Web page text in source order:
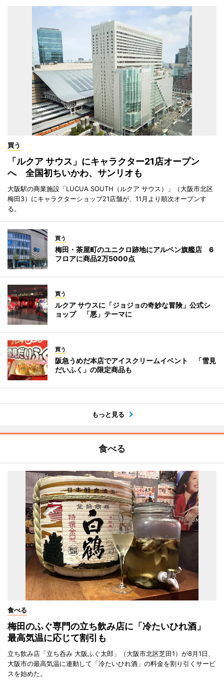
買う
「ルクア サウス」にキャラクター21店オープン
へ 全国初ちいかわ、サンリオも
大阪駅の商業施設「LUCUA SOUTH（ルクア サウス）」（大阪市北区
梅田3）にキャラクターショップ21店舗が、11月より順次オープンす
る。
買う
梅田・茶屋町のユニクロ跡地にアルペン旗艦店 6
フロアに商品2万5000点
買う
ルクア サウスに「ジョジョの奇妙な冒険」公式シ
ョップ 「悪」テーマに
買う
阪急うめだ本店でアイスクリームイベント 「雪見
だいふく」の限定商品も
もっと見る
食べる
食べる
梅田のふぐ専門の立ち飲み店に「冷たいひれ酒」
最高気温に応じて割引も
立ち飲み店「立ち呑み 大阪ふぐ太郎」（大阪市北区芝田1）が8月1日、
大阪市の最高気温に連動して「冷たいひれ酒」の料金を割り引くサービ
スを始めた。